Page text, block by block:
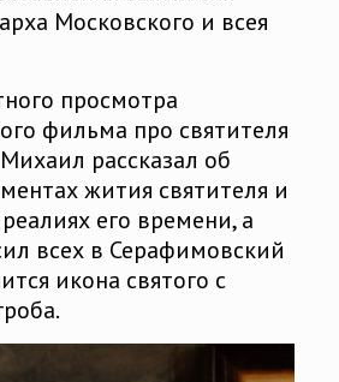
Московского и всея
просмотра
фильма про святителя
рассказал об
жития святителя и
его времени, а
всех в Серафимовский
икона святого с